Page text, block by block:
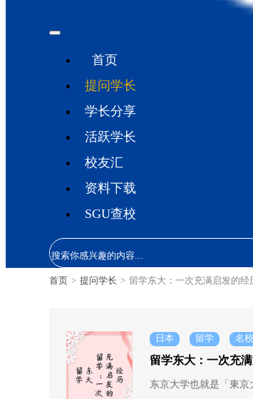
首页
提问学长
学长分享
活跃学长
校友汇
资料下载
SGU查校
首页 > 提问学长 > 留学东大：一次充满启发的经
日本 留学 名
留学东大：一次充
东京大学也就是「東